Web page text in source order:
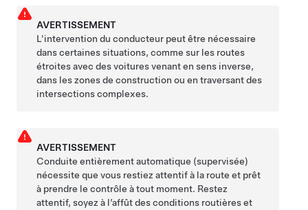
AVERTISSEMENT
L'intervention du conducteur peut être nécessaire
dans certaines situations, comme sur les routes
étroites avec des voitures venant en sens inverse,
dans les zones de construction ou en traversant des
intersections complexes.
AVERTISSEMENT
Conduite entièrement automatique (supervisée)
nécessite que vous restiez attentif à la route et prêt
à prendre le contrôle à tout moment. Restez
attentif, soyez à l’affût des conditions routières et